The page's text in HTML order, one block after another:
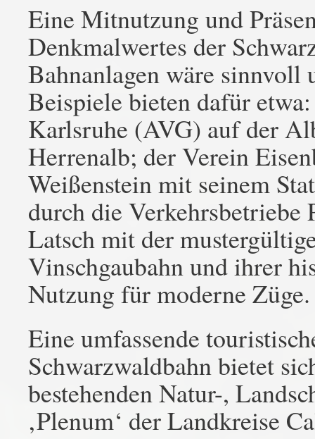
Eine Mitnutzung und
Denkmalwertes der
Bahnanlagen wäre sinnvoll
Beispiele bieten dafür
Karlsruhe (AVG) auf der
Herrenalb; der Verein
Weißenstein mit seinem
durch die Verkehrsbetriebe
Latsch mit der
Vinschgaubahn und ihrer
Nutzung für moderne Züge.
Eine umfassende
Schwarzwaldbahn bietet
bestehenden Natur-,
‚Plenum‘ der Landkreise